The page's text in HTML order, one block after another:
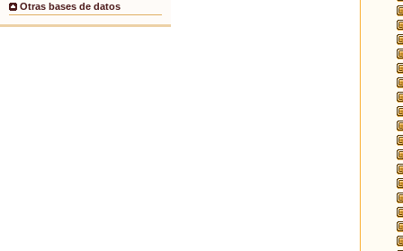
Otras bases de datos